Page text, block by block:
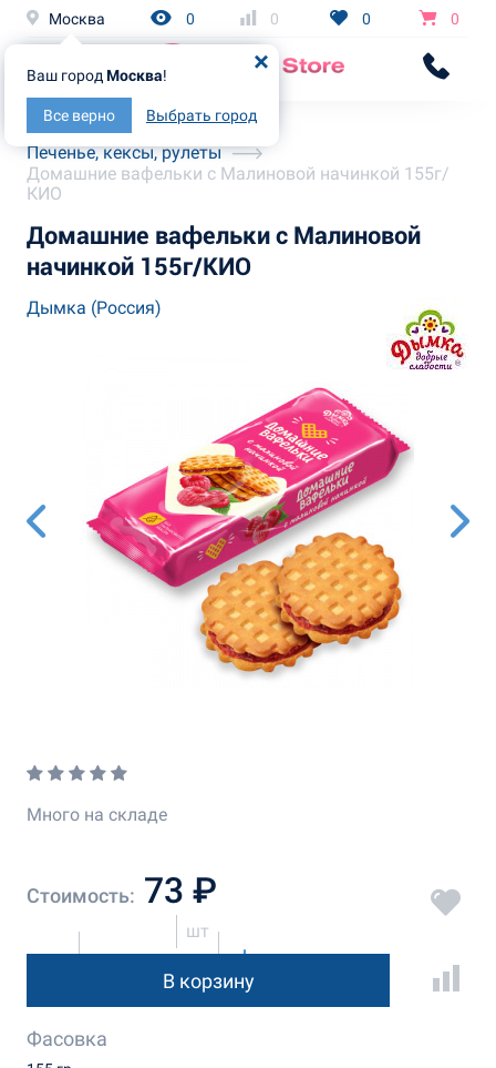
Москва
Ваш город Москва!
Все верно Выбрать город
0 0 0 0
Главная
Каталог
Печенье, кексы, рулеты
Домашние вафельки с Малиновой начинкой 155г/
КИО
Домашние вафельки с Малиновой
начинкой 155г/КИО
Дымка (Россия)
Много на складе
Стоимость: 73 ₽
шт
В корзину
Фасовка